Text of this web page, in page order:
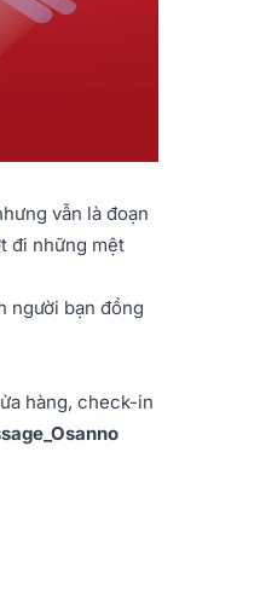
vẫn là đoạn
đi những mệt
người bạn đồng
hàng, check-in